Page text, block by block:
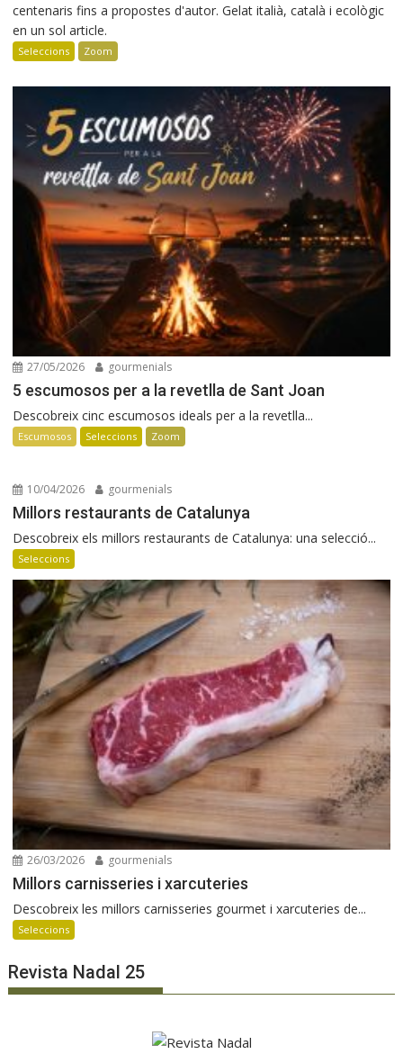
centenaris fins a propostes d'autor. Gelat italià, català i ecològic
en un sol article.
Seleccions Zoom
27/05/2026 gourmenials
5 escumosos per a la revetlla de Sant Joan
Descobreix cinc escumosos ideals per a la revetlla...
Escumosos Seleccions Zoom
10/04/2026 gourmenials
Millors restaurants de Catalunya
Descobreix els millors restaurants de Catalunya: una selecció...
Seleccions
26/03/2026 gourmenials
Millors carnisseries i xarcuteries
Descobreix les millors carnisseries gourmet i xarcuteries de...
Seleccions
Revista Nadal 25